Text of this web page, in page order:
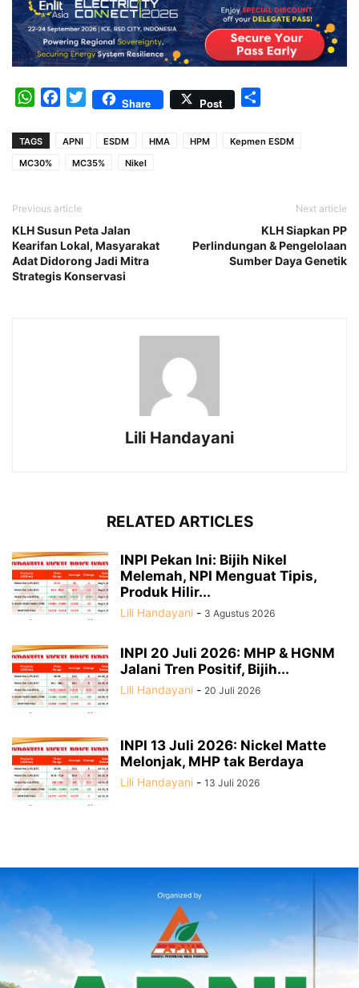
WhatsAppFacebook
TwitterShare Post
TAGS APNI ESDM HMA HPM
Kepmen ESDM
MC30%
MC35% Nikel
Previous article
KLH Susun Peta Jalan
Kearifan Lokal, Masyarakat
Adat Didorong Jadi Mitra
Strategis Konservasi
Next article
KLH Siapkan PP
Perlindungan & Pengelolaan
Sumber Daya Genetik
Lili Handayani
RELATED ARTICLES
INPI Pekan Ini: Bijih Nikel
Melemah, NPI Menguat Tipis,
Produk Hilir...
Lili Handayani - 3 Agustus 2026
INPI 20 Juli 2026: MHP & HGNM
Jalani Tren Positif, Bijih...
Lili Handayani - 20 Juli 2026
INPI 13 Juli 2026: Nickel Matte
Melonjak, MHP tak Berdaya
Lili Handayani - 13 Juli 2026